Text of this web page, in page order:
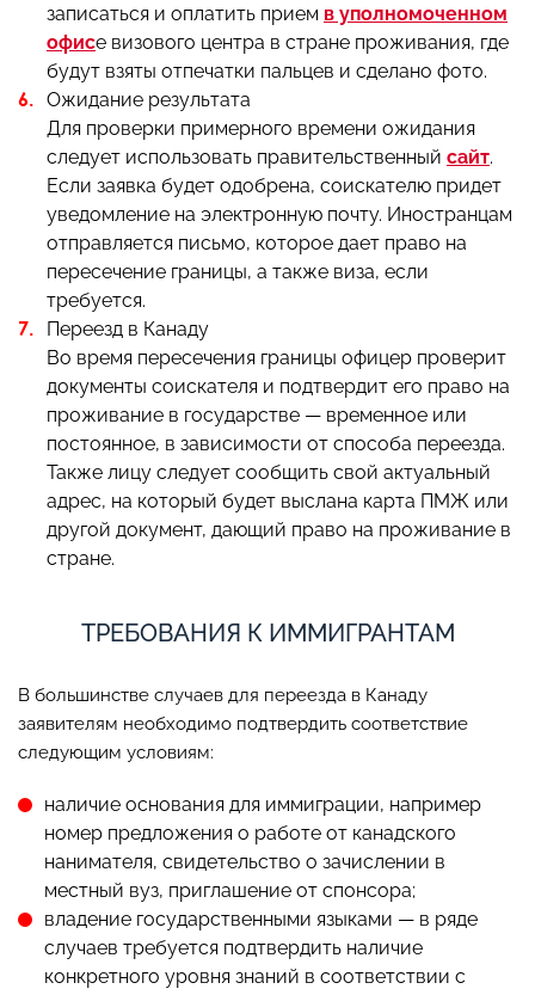
записаться и оплатить прием в уполномоченном
офисе визового центра в стране проживания, где
будут взяты отпечатки пальцев и сделано фото.
Ожидание результата
Для проверки примерного времени ожидания
следует использовать правительственный сайт.
Если заявка будет одобрена, соискателю придет
уведомление на электронную почту. Иностранцам
отправляется письмо, которое дает право на
пересечение границы, а также виза, если
требуется.
Переезд в Канаду
Во время пересечения границы офицер проверит
документы соискателя и подтвердит его право на
проживание в государстве — временное или
постоянное, в зависимости от способа переезда.
Также лицу следует сообщить свой актуальный
адрес, на который будет выслана карта ПМЖ или
другой документ, дающий право на проживание в
стране.
ТРЕБОВАНИЯ К ИММИГРАНТАМ
В большинстве случаев для переезда в Канаду
заявителям необходимо подтвердить соответствие
следующим условиям:
наличие основания для иммиграции, например
номер предложения о работе от канадского
нанимателя, свидетельство о зачислении в
местный вуз, приглашение от спонсора;
владение государственными языками — в ряде
случаев требуется подтвердить наличие
конкретного уровня знаний в соответствии с